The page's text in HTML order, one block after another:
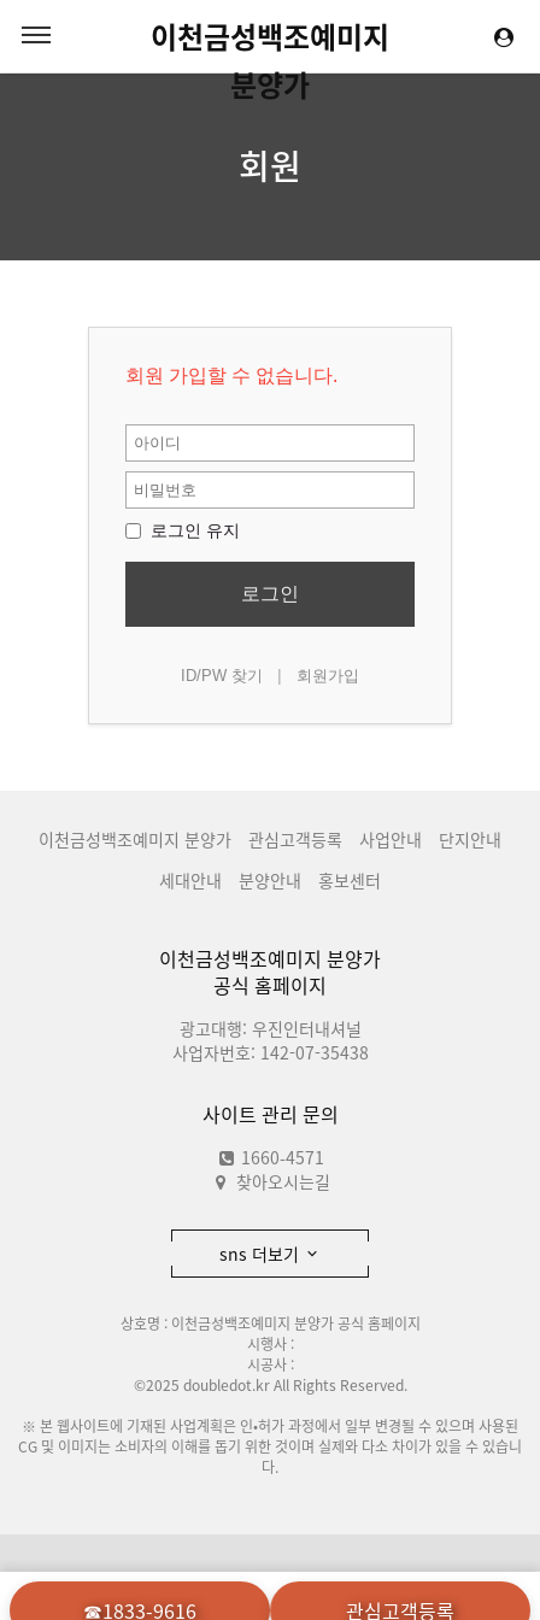
이천금성백조예미지
분양가
회원
회원 가입할 수 없습니다.
로그인 유지
로그인
ID/PW 찾기 | 회원가입
이천금성백조예미지 분양가 관심고객등록 사업안내
단지안내
세대안내
분양안내 홍보센터
이천금성백조예미지 분양가
공식 홈페이지
광고대행: 우진인터내셔널
사업자번호: 142-07-35438
사이트 관리 문의
1660-4571
찾아오시는길
sns 더보기
상호명 : 이천금성백조예미지 분양가 공식 홈페이지
시행사 :
시공사 :
©2025 doubledot.kr All Rights Reserved.
※ 본 웹사이트에 기재된 사업계획은 인•허가 과정에서 일부 변경될 수 있으며 사용된
CG 및 이미지는 소비자의 이해를 돕기 위한 것이며 실제와 다소 차이가 있을 수 있습니
다.
이용안내 개인정보처리방침
☎1833-9616 관심고객등록